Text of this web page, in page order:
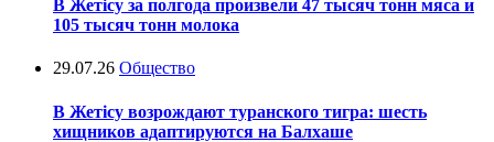
В Жетісу за полгода произвели 47 тысяч тонн мяса и
105 тысяч тонн молока
29.07.26 Общество
В Жетісу возрождают туранского тигра: шесть
хищников адаптируются на Балхаше